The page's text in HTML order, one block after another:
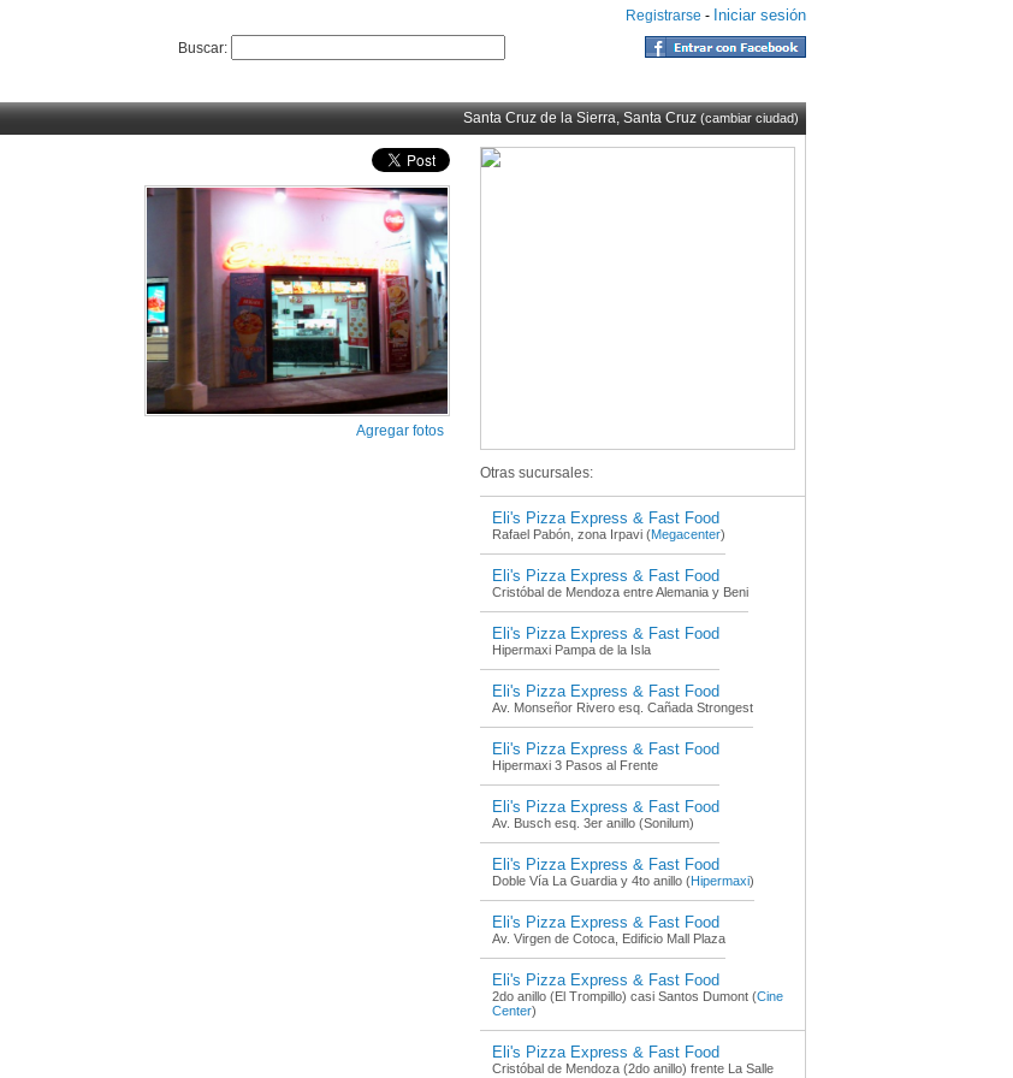
Buscar:
Registrarse - Iniciar sesión
Santa Cruz de la Sierra, Santa Cruz(cambiar ciudad)
Agregar fotos
Otras sucursales:
Eli's Pizza Express & Fast Food
Rafael Pabón, zona Irpavi (Megacenter)
Eli's Pizza Express & Fast Food
Cristóbal de Mendoza entre Alemania y Beni
Eli's Pizza Express & Fast Food
Hipermaxi Pampa de la Isla
Eli's Pizza Express & Fast Food
Av. Monseñor Rivero esq. Cañada Strongest
Eli's Pizza Express & Fast Food
Hipermaxi 3 Pasos al Frente
Eli's Pizza Express & Fast Food
Av. Busch esq. 3er anillo (Sonilum)
Eli's Pizza Express & Fast Food
Doble Vía La Guardia y 4to anillo (Hipermaxi)
Eli's Pizza Express & Fast Food
Av. Virgen de Cotoca, Edificio Mall Plaza
Eli's Pizza Express & Fast Food
2do anillo (El Trompillo) casi Santos Dumont (Cine
Center)
Eli's Pizza Express & Fast Food
Cristóbal de Mendoza (2do anillo) frente La Salle